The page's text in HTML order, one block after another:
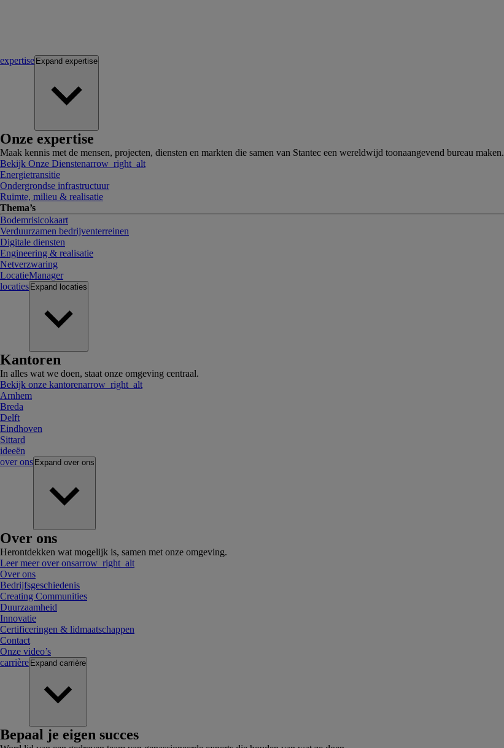
expertise Expand expertise
Onze expertise
Maak kennis met de mensen, projecten, diensten en markten die samen van Stantec een wereldwijd toonaangevend bureau maken.
Bekijk Onze Dienstenarrow_right_alt
Energietransitie
Ondergrondse infrastructuur
Ruimte, milieu & realisatie
Thema’s
Bodemrisicokaart
Verduurzamen bedrijventerreinen
Digitale diensten
Engineering & realisatie
Netverzwaring
LocatieManager
locaties Expand locaties
Kantoren
In alles wat we doen, staat onze omgeving centraal.
Bekijk onze kantorenarrow_right_alt
Arnhem
Breda
Delft
Eindhoven
Sittard
ideeën
over ons Expand over ons
Over ons
Herontdekken wat mogelijk is, samen met onze omgeving.
Leer meer over onsarrow_right_alt
Over ons
Bedrijfsgeschiedenis
Creating Communities
Duurzaamheid
Innovatie
Certificeringen & lidmaatschappen
Contact
Onze video’s
carrière Expand carrière
Bepaal je eigen succes